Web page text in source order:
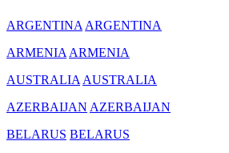
ARGENTINA ARGENTINA
ARMENIA ARMENIA
AUSTRALIA AUSTRALIA
AZERBAIJAN AZERBAIJAN
BELARUS BELARUS